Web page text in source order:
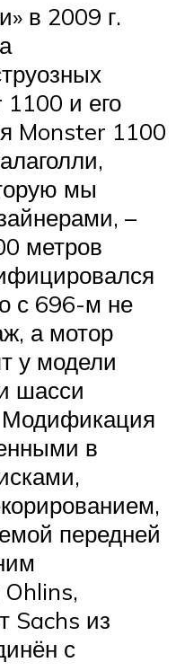
в 2009 г.
1100 и его
Monster 1100
мы
–
метров
с 696-м не
а мотор
у модели
шасси
Модификация
в
передней
Sachs из
с